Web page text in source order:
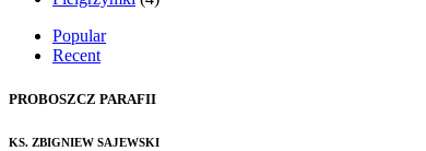
Popular
Recent
PROBOSZCZ PARAFII
KS. ZBIGNIEW SAJEWSKI